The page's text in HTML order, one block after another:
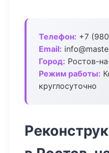
Телефон: +7
Email:
Город: Ростов-
Режим работы:
круглосуточно